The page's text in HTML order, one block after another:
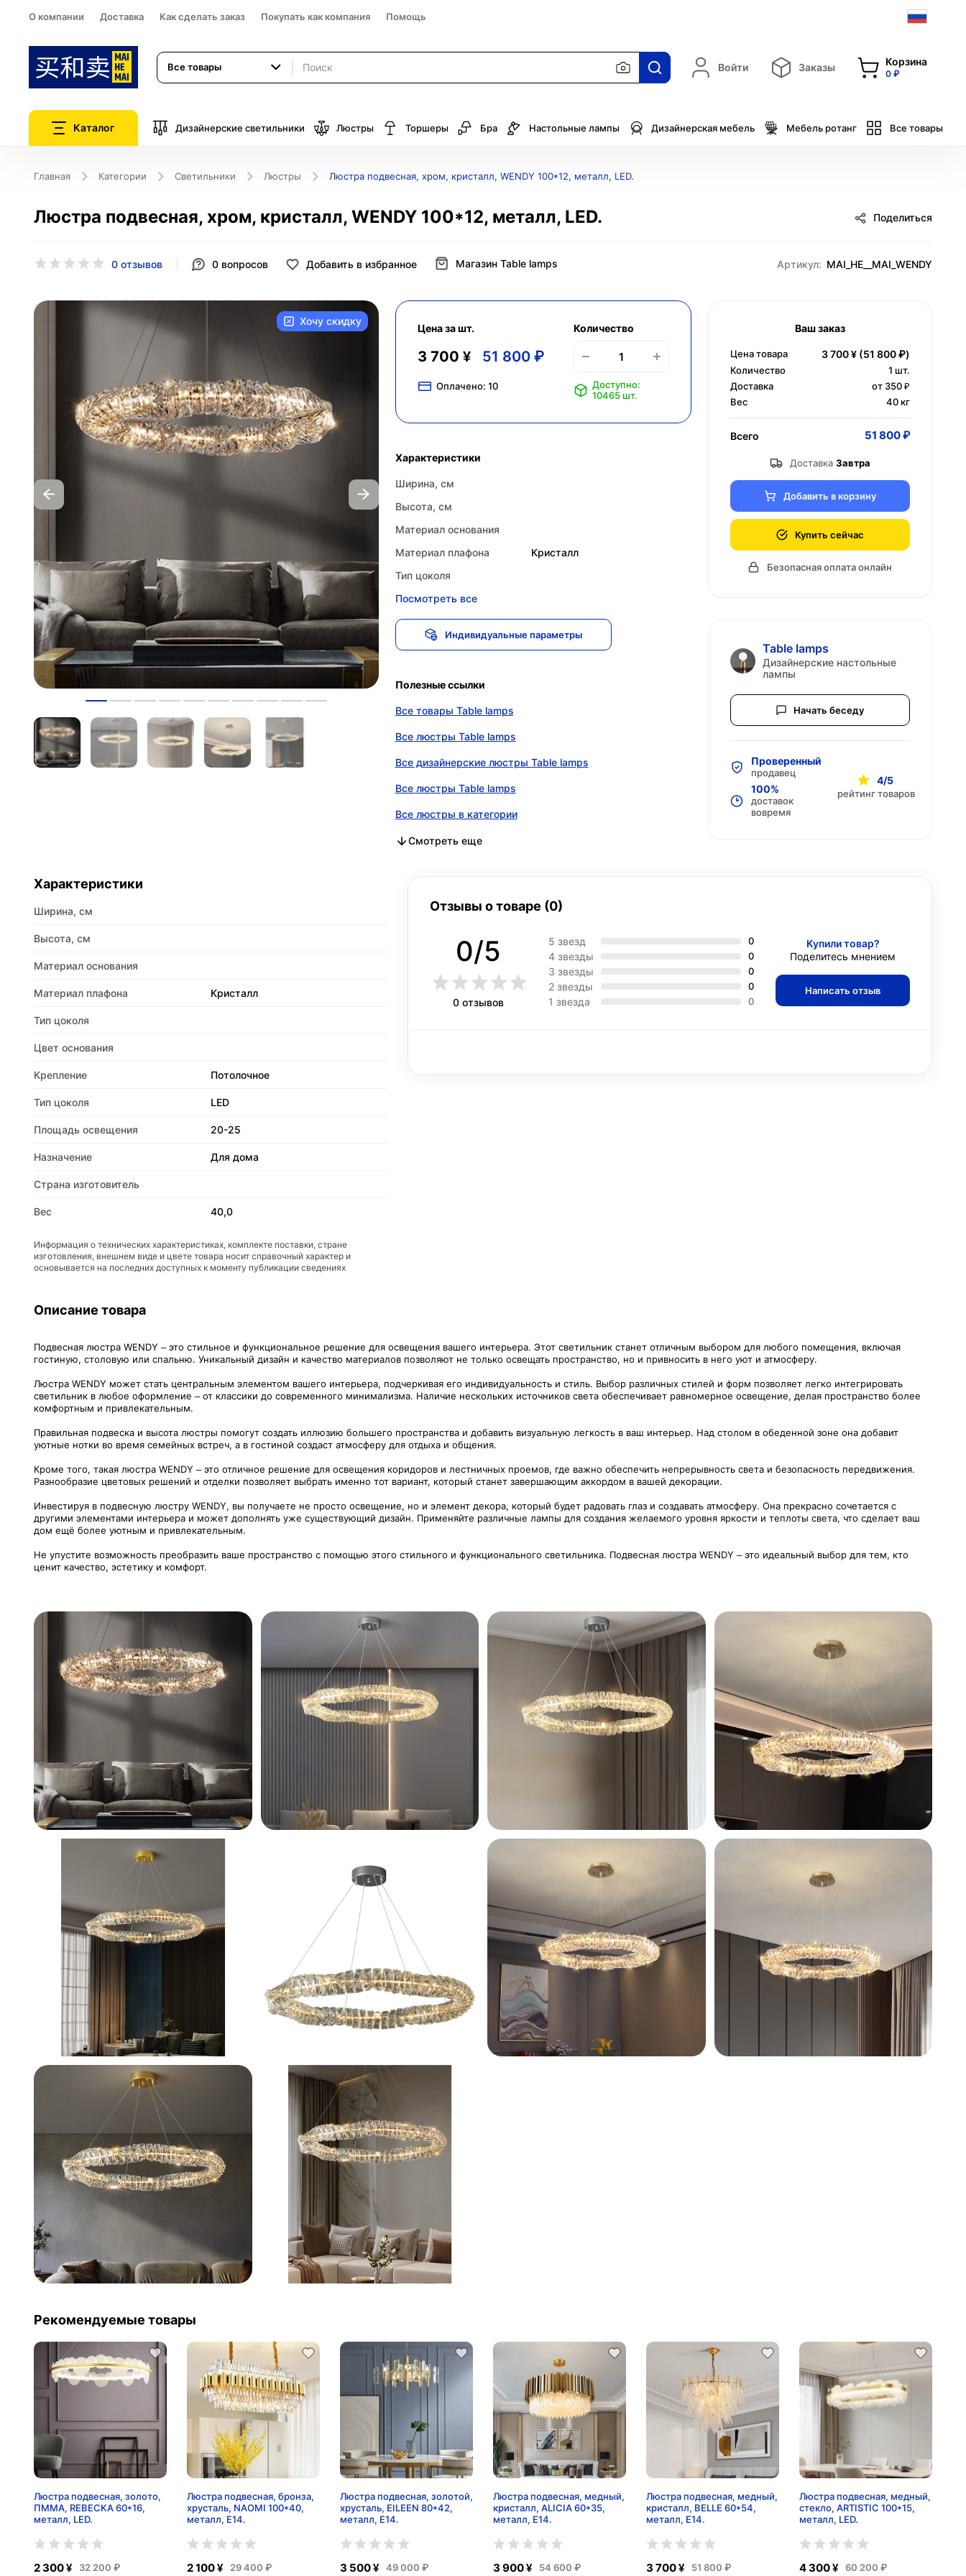
О компании Доставка Как сделать заказ Покупать как компания Помощь
Все товары Войти Заказы Корзина
0 ₽
Каталог Дизайнерские светильники Люстры Торшеры Бра Настольные лампы Дизайнерская мебель Мебель ротанг Все товары
Главная Категории Светильники Люстры Люстра подвесная, хром, кристалл, WENDY 100*12, металл, LED.
Люстра подвесная, хром, кристалл, WENDY 100*12, металл, LED.
0 отзывов 0 вопросов Добавить в избранное
Поделиться
Магазин Table lamps Артикул: MAI_HE__MAI_WENDY
Хочу скидку
Цена за шт.
3 700 ¥ 51 800 ₽
Оплачено: 10
Количество
Доступно:
10465 шт.
Характеристики
Ширина, см
Высота, см
Материал основания
Материал плафона
Кристалл
Тип цоколя
Посмотреть все
Индивидуальные параметры
Полезные ссылки
Все товары Table lamps
Все люстры Table lamps
Все дизайнерские люстры Table lamps
Все люстры Table lamps
Все люстры в категории
Все дизайнерские люстры в категории
Все люстры в категории
Смотреть еще
Ваш заказ
Цена товара 3 700 ¥ (51 800 ₽)
Количество 1 шт.
Доставка
от 350 ₽
Вес
40 кг
Всего 51 800 ₽
Доставка Завтра
Добавить в корзину
Купить сейчас
Безопасная оплата онлайн
Table lamps
Дизайнерские настольные
лампы
Начать беседу
Проверенный
продавец
100%
доставок
вовремя
4/5
рейтинг товаров
Характеристики
Ширина, см
Высота, см
Материал основания
Материал плафона Кристалл
Тип цоколя
Цвет основания
Крепление Потолочное
Тип цоколя LED
Площадь освещения 20-25
Назначение Для дома
Страна изготовитель
Вес 40,0
Информация о технических характеристиках, комплекте поставки, стране
изготовления, внешнем виде и цвете товара носит справочный характер и
основывается на последних доступных к моменту публикации сведениях
Отзывы о товаре (0)
0/5
0 отзывов
5 звезд 0
4 звезды 0
3 звезды 0
2 звезды 0
1 звезда 0
Купили товар?
Поделитесь мнением
Написать отзыв
Описание товара
Подвесная люстра WENDY – это стильное и функциональное решение для освещения вашего интерьера. Этот светильник станет отличным выбором для любого помещения, включая
гостиную, столовую или спальню. Уникальный дизайн и качество материалов позволяют не только освещать пространство, но и привносить в него уют и атмосферу.
Люстра WENDY может стать центральным элементом вашего интерьера, подчеркивая его индивидуальность и стиль. Выбор различных стилей и форм позволяет легко интегрировать
светильник в любое оформление – от классики до современного минимализма. Наличие нескольких источников света обеспечивает равномерное освещение, делая пространство более
комфортным и привлекательным.
Правильная подвеска и высота люстры помогут создать иллюзию большего пространства и добавить визуальную легкость в ваш интерьер. Над столом в обеденной зоне она добавит
уютные нотки во время семейных встреч, а в гостиной создаст атмосферу для отдыха и общения.
Кроме того, такая люстра WENDY – это отличное решение для освещения коридоров и лестничных проемов, где важно обеспечить непрерывность света и безопасность передвижения.
Разнообразие цветовых решений и отделки позволяет выбрать именно тот вариант, который станет завершающим аккордом в вашей декорации.
Инвестируя в подвесную люстру WENDY, вы получаете не просто освещение, но и элемент декора, который будет радовать глаз и создавать атмосферу. Она прекрасно сочетается с
другими элементами интерьера и может дополнять уже существующий дизайн. Применяйте различные лампы для создания желаемого уровня яркости и теплоты света, что сделает ваш
дом ещё более уютным и привлекательным.
Не упустите возможность преобразить ваше пространство с помощью этого стильного и функционального светильника. Подвесная люстра WENDY – это идеальный выбор для тем, кто
ценит качество, эстетику и комфорт.
Рекомендуемые товары
Люстра подвесная, золото,
ПММА, REBECKA 60*16,
металл, LED.
2 300 ¥ 32 200 ₽
Люстра подвесная, бронза,
хрусталь, NAOMI 100*40,
металл, E14.
2 100 ¥ 29 400 ₽
Люстра подвесная, золотой,
хрусталь, EILEEN 80*42,
металл, E14.
3 500 ¥ 49 000 ₽
Люстра подвесная, медный,
кристалл, ALICIA 60*35,
металл, E14.
3 900 ¥ 54 600 ₽
Люстра подвесная, медный,
кристалл, BELLE 60*54,
металл, E14.
3 700 ¥ 51 800 ₽
Люстра подвесная, медный,
стекло, ARTISTIC 100*15,
металл, LED.
4 300 ¥ 60 200 ₽